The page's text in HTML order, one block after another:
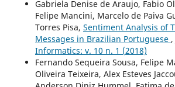
Gabriela Denise de Araujo, Fabio
Felipe Mancini, Marcelo de Paiva
Torres Pisa, Sentiment Analysis of
Messages in Brazilian Portuguese ,
Informatics: v. 10 n. 1 (2018)
Fernando Sequeira Sousa, Felipe
Oliveira Teixeira, Alex Esteves